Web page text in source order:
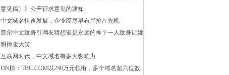
意见稿）》公开征求意见的通知
中文域名快速发展，企业应尽早布局抢占先机
普尔中文纹身引网友猜想谁是永远的神？一人纹身让姚
明捧腹大笑
互联网时代，中文域名有多大影响力
DN榜：TBC.COM以240万元领衔，多个域名超六位数